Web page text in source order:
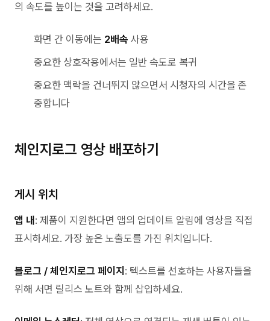
의 속도를 높이는 것을 고려하세요.
화면 간 이동에는 2배속 사용
중요한 상호작용에서는 일반 속도로 복귀
중요한 맥락을 건너뛰지 않으면서 시청자의 시간을 존
중합니다
체인지로그 영상 배포하기
게시 위치
앱 내 : 제품이 지원한다면 앱의 업데이트 알림에 영상을 직접
표시하세요. 가장 높은 노출도를 가진 위치입니다.
블로그 / 체인지로그 페이지 : 텍스트를 선호하는 사용자들을
위해 서면 릴리스 노트와 함께 삽입하세요.